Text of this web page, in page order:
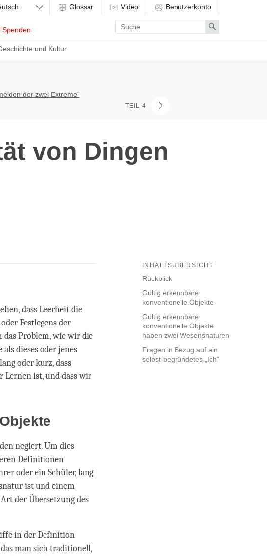
und Kultur
Spenden
Glossar Video Benutzerkonto
Enter
search
term
Search
der zwei Extreme“
TEIL 4
von Dingen
INHALTSÜBERSICHT
Rückblick
Gültig erkennbare
konventionelle Objekte
Gültig erkennbare
konventionelle Objekte
haben zwei Wesensnaturen
Fragen in Bezug auf ein
selbst-begründetes „Ich“
dass Leerheit die
Festlegens der
das Problem, wie wir die
dieses oder jenes
oder kurz, dass
Lernen ist, und dass wir
negiert. Um dies
Definitionen
oder ein Schüler, lang
ist und einem
der Übersetzung des
in der Definition
man sich traditionell,